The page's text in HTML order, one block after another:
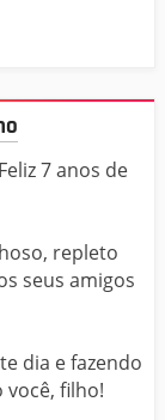
7 anos de
repleto
seus amigos
dia e fazendo
filho!